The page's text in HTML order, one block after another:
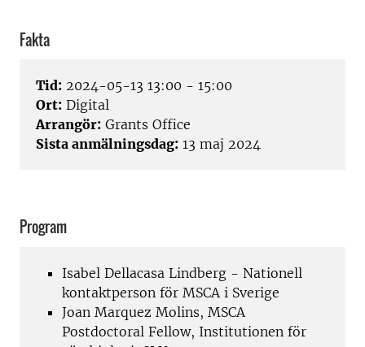
Fakta
Tid: 2024-05-13 13:00 - 15:00
Ort: Digital
Arrangör: Grants Office
Sista anmälningsdag: 13 maj 2024
Program
Isabel Dellacasa Lindberg - Nationell
kontaktperson för MSCA i Sverige
Joan Marquez Molins, MSCA
Postdoctoral Fellow, Institutionen för